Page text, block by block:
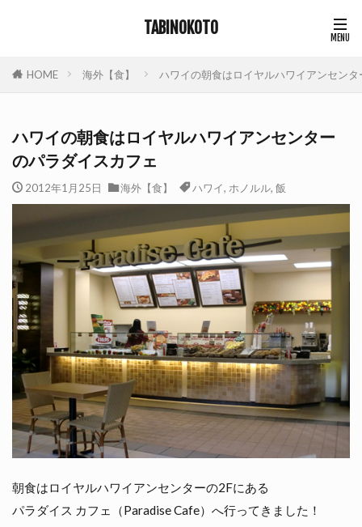
TABINOKOTO
HOME 海外【食】 ハワイの朝食はロイヤルハワイアンセン
ハワイの朝食はロイヤルハワイアンセンター
のパラダイスカフェ
2012年1月25日 海外【食】 ハワイ, ホノルル, 飯
朝食はロイヤルハワイアンセンターの2Fにある
パラダイス カフェ（Paradise Cafe）へ行ってきました！